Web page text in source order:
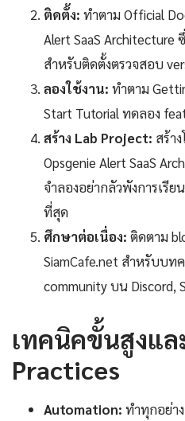
ติดตั้ง: ทำตาม Official
Alert SaaS Architecture
สำหรับติดตั้งตรวจสอบ
ลองใช้งาน: ทำตาม
Start Tutorial ทดลอง
สร้าง Lab Project: สร้า
Opsgenie Alert SaaS
จำลองอย่ากลัวพังการเรี
ที่สุด
ศึกษาต่อเนื่อง: ติดตาม
SiamCafe.net สำหรับบท
community บน Discord,
เทคนิคขั้นสูงแล
Practices
Automation: ทำทุกอย่า